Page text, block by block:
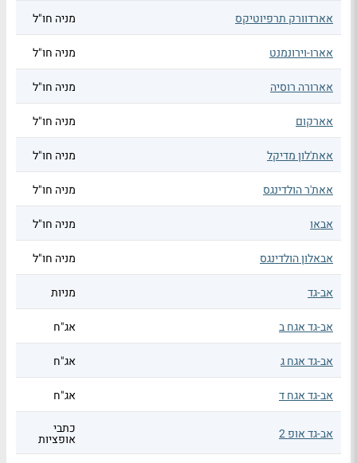
אארדוורק תרפיוטיקס מניה חו"ל
אארו-וירונמנט מניה חו"ל
אארורה רוסיה מניה חו"ל
אארקום מניה חו"ל
אאת'לון מדיקל מניה חו"ל
אאת'ר הולדינגס מניה חו"ל
אבאו מניה חו"ל
אבאלון הולדינגס מניה חו"ל
אב-גד מניות
אב-גד אגח ב אג"ח
אב-גד אגח ג אג"ח
אב-גד אגח ד אג"ח
אב-גד אופ 2 כתבי
אופציות